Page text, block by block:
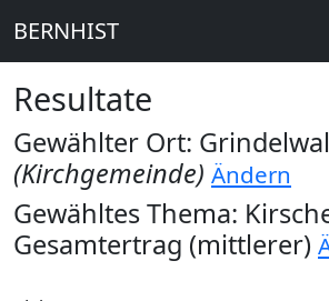
BERNHIST
Resultate
Gewählter Ort:
(Kirchgemeinde) Ändern
Gewähltes Thema:
Gesamtertrag (mittlerer)